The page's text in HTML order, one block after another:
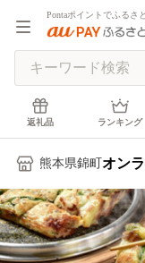
Pontaポイントでふるさ
返礼品 ランキング
熊本県錦町 オン